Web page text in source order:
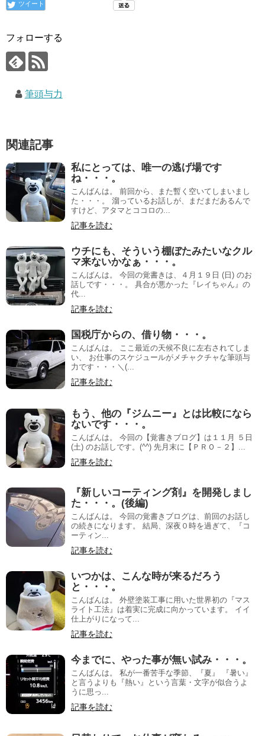
ツイート
フォローする
筆頭与力
関連記事
私にとっては、唯一の逃げ場です
ね・・・。
こんばんは。 前回から、また暫く空いてしまいまし
た・・・。 溜っているお話しが、まだまだあるんで
すけど、アタマとココロの...
記事を読む
ウチにも、そういう棚ぼたみたいなクル
マ来ないかなぁ・・・。
こんばんは。 今回の覚書きは、４月１９日 (日) のお
話しです・・・。 具合が悪かった『レイちゃん』の
代...
記事を読む
国税庁からの、借り物・・・。
こんばんは。 ここ最近の天候不良に左右されてしま
い、 お仕事のスケジュールがメチャクチャな筆頭与
力です・・・＼(...
記事を読む
もう、他の『ジムニー』とは比較になら
ないです・・・。
こんばんは。 今回の【覚書きブログ】は１１月 ５日
(土) のお話しです。(^^) 先月末に【ＰＲＯ－２】...
記事を読む
『新しいコーティング剤』を開発しまし
た・・・。(後編)
こんばんは。 今回の覚書きブログは、前回のお話し
の続きになります。 結局、深夜０時を過ぎて、『コ
ーティン...
記事を読む
いつかは、こんな時が来るだろう
と・・・。
こんばんは。 外壁塗装工事に用いた世界初の『マス
ライト工法』は着実に完成に向かっています。 イイ
仕上がりになって...
記事を読む
今までに、やった事が無い試み・・・。
こんばんは。 私が一番苦手な季節、『夏』 『暑い』
と言うよりも『熱い』という言葉・文字が似合うよ
うに思っ...
記事を読む